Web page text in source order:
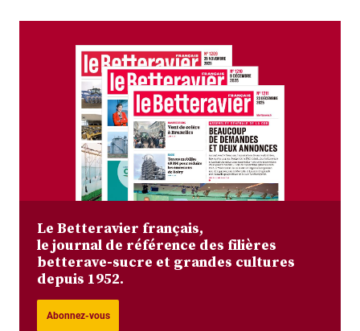
Le Betteravier français,
le journal de référence des filières
betterave-sucre et grandes cultures
depuis 1952.
Abonnez-vous